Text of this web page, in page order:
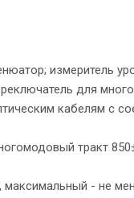
измеритель
для
кабелям с
тракт
максимальный - не